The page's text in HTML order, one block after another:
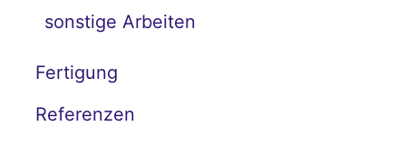
sonstige Arbeiten
Fertigung
Referenzen